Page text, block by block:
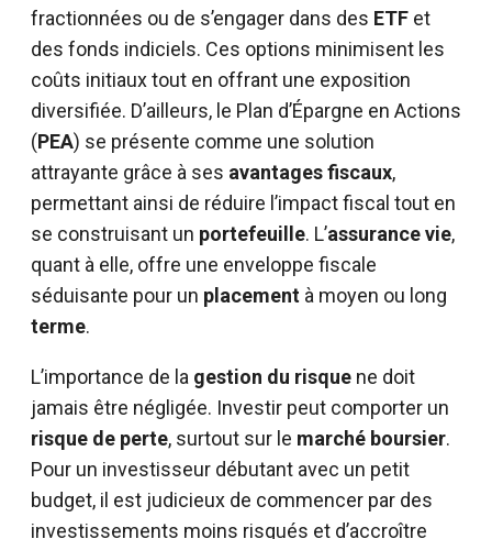
fractionnées ou de s’engager dans des ETF et
des fonds indiciels. Ces options minimisent les
coûts initiaux tout en offrant une exposition
diversifiée. D’ailleurs, le Plan d’Épargne en Actions
(PEA) se présente comme une solution
attrayante grâce à ses avantages fiscaux,
permettant ainsi de réduire l’impact fiscal tout en
se construisant un portefeuille. L’assurance vie,
quant à elle, offre une enveloppe fiscale
séduisante pour un placement à moyen ou long
terme.
L’importance de la gestion du risque ne doit
jamais être négligée. Investir peut comporter un
risque de perte, surtout sur le marché boursier.
Pour un investisseur débutant avec un petit
budget, il est judicieux de commencer par des
investissements moins risqués et d’accroître